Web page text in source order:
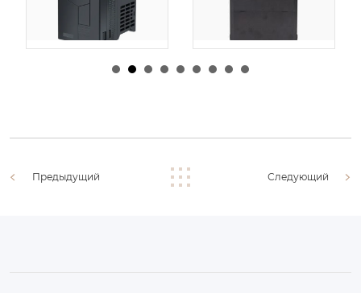
由admin |30 1 月,
由admin |29 1 月,
Предыдущий Следующий